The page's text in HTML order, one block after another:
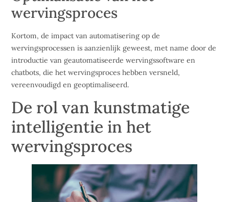
wervingsproces
Kortom, de impact van automatisering op de
wervingsprocessen is aanzienlijk geweest, met name door de
introductie van geautomatiseerde wervingssoftware en
chatbots, die het wervingsproces hebben versneld,
vereenvoudigd en geoptimaliseerd.
De rol van kunstmatige
intelligentie in het
wervingsproces